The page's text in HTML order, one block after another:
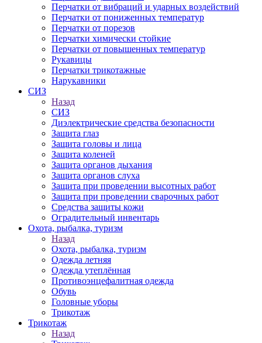
Перчатки от вибраций и ударных воздействий
Перчатки от пониженных температур
Перчатки от порезов
Перчатки химически стойкие
Перчатки от повышенных температур
Рукавицы
Перчатки трикотажные
Нарукавники
СИЗ
Назад
СИЗ
Диэлектрические средства безопасности
Защита глаз
Защита головы и лица
Защита коленей
Защита органов дыхания
Защита органов слуха
Защита при проведении высотных работ
Защита при проведении сварочных работ
Средства защиты кожи
Оградительный инвентарь
Охота, рыбалка, туризм
Назад
Охота, рыбалка, туризм
Одежда летняя
Одежда утеплённая
Противоэнцефалитная одежда
Обувь
Головные уборы
Трикотаж
Трикотаж
Назад